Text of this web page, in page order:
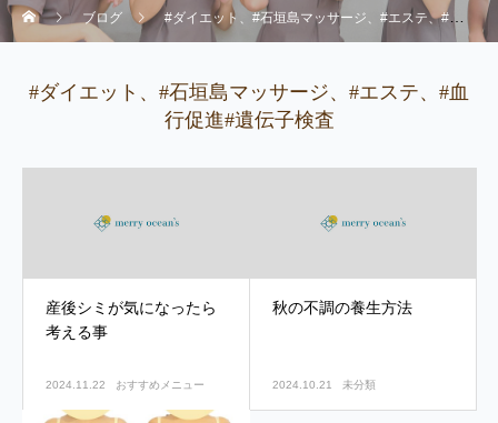
ブログ #ダイエット、#石垣島マッサージ、#エステ、#血行促進#遺伝子検査
#ダイエット、#石垣島マッサージ、#エステ、#血
行促進#遺伝子検査
産後シミが気になったら
考える事
2024.11.22 おすすめメニュー
秋の不調の養生方法
2024.10.21 未分類